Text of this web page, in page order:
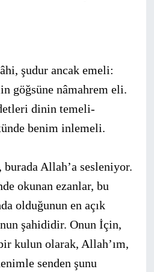
şudur ancak emeli:
göğsüne nâmahrem eli.
dinin temeli-
benim inlemeli.
Allah’a sesleniyor.
oku­nan ezanlar, bu
olduğunun en açık
şahididir. Onun İçin,
kulun olarak, Allah’ım,
senden şunu